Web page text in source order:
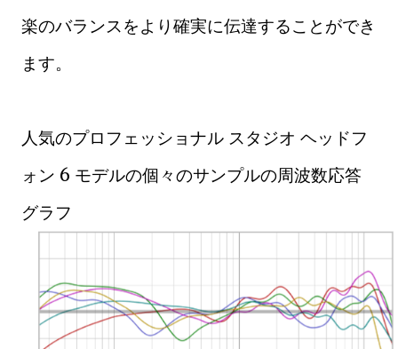
楽のバランスをより確実に伝達することができ
ます。
人気のプロフェッショナル スタジオ ヘッドフ
ォン 6 モデルの個々のサンプルの周波数応答
グラフ